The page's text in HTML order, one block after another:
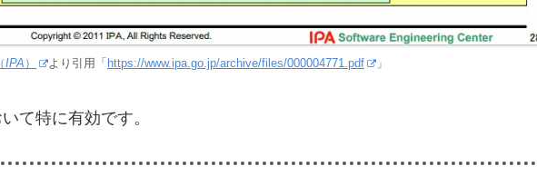
IPA ） より引用「 https://www.ipa.go.jp/archive/files/000004771.pdf 」
て特に有効です。